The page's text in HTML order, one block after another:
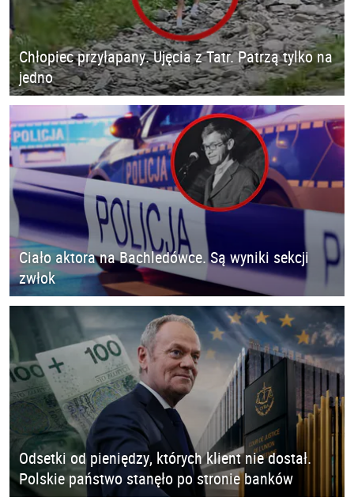
Chłopiec przyłapany. Ujęcia z Tatr. Patrzą tylko na
jedno
Ciało aktora na Bachledówce. Są wyniki sekcji
zwłok
Odsetki od pieniędzy, których klient nie dostał.
Polskie państwo stanęło po stronie banków